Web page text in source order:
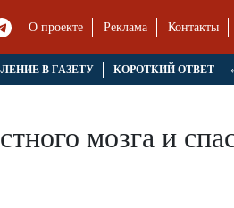
О проекте Реклама Контакты
В ГАЗЕТУ КОРОТКИЙ ОТВЕТ —
мозга и